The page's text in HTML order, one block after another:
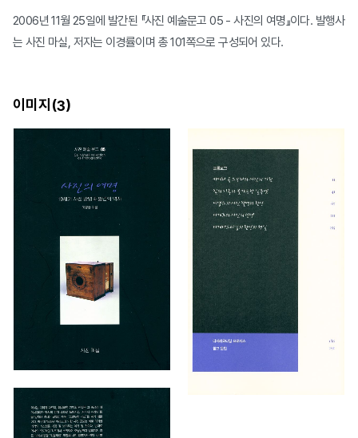
2006년 11월 25일에 발간된 『사진 예술문고 05 - 사진의 여명』이다. 발행사
는 사진 마실, 저자는 이경률이며 총 101쪽으로 구성되어 있다.
이미지(3)